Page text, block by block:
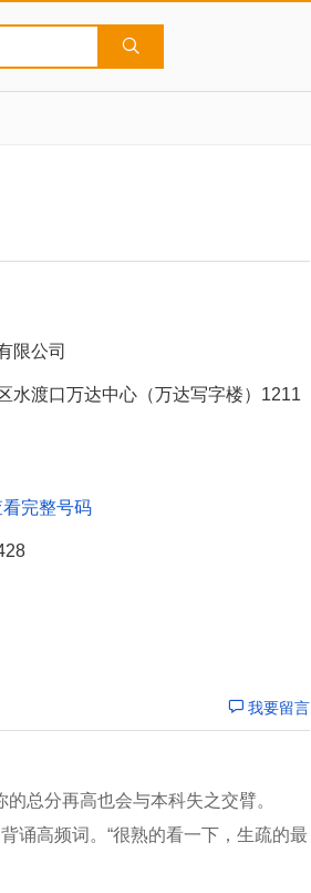
限公司
水渡口万达中心（万达写字楼）1211
看完整号码
我要留言
总分再高也会与本科失之交臂。
诵高频词。“很熟的看一下，生疏的最